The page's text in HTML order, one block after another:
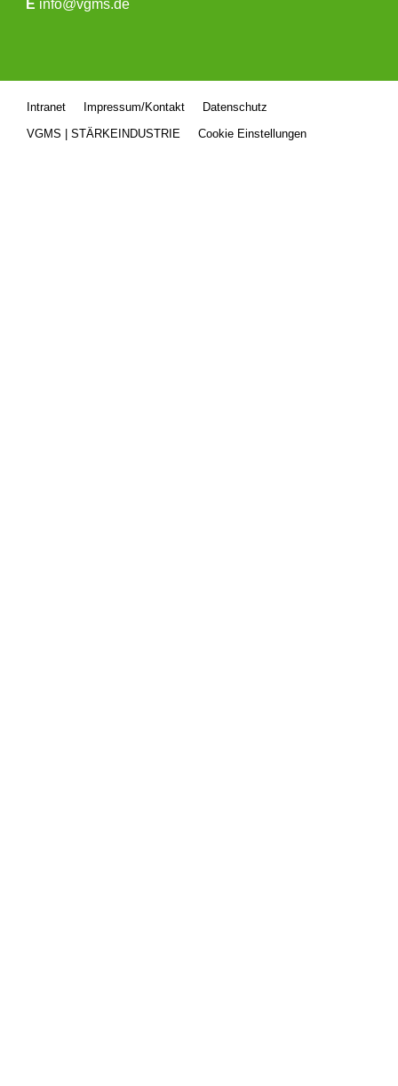
E info@vgms.de
Intranet Impressum/Kontakt
Datenschutz
VGMS | STÄRKEINDUSTRIE
Cookie Einstellungen